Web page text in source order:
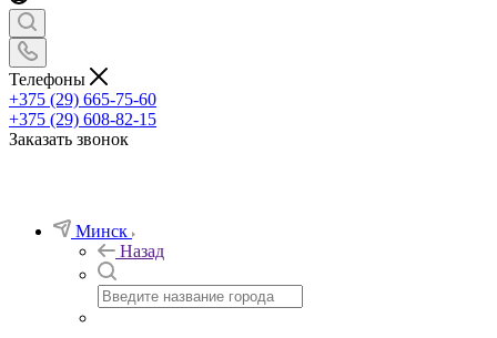
Телефоны
+375 (29) 665-75-60
+375 (29) 608-82-15
Заказать звонок
Минск
Назад